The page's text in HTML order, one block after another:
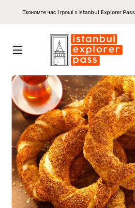
Економте час і гроші з Istanbul Explorer Pass
Istanbul Explorer Pass \ Достопримітності